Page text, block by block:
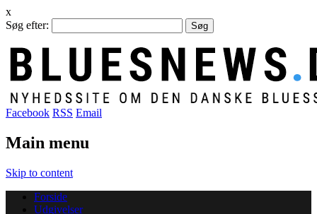
x
Søg efter:
Facebook RSS Email
Main menu
Skip to content
Forside
Udgivelser